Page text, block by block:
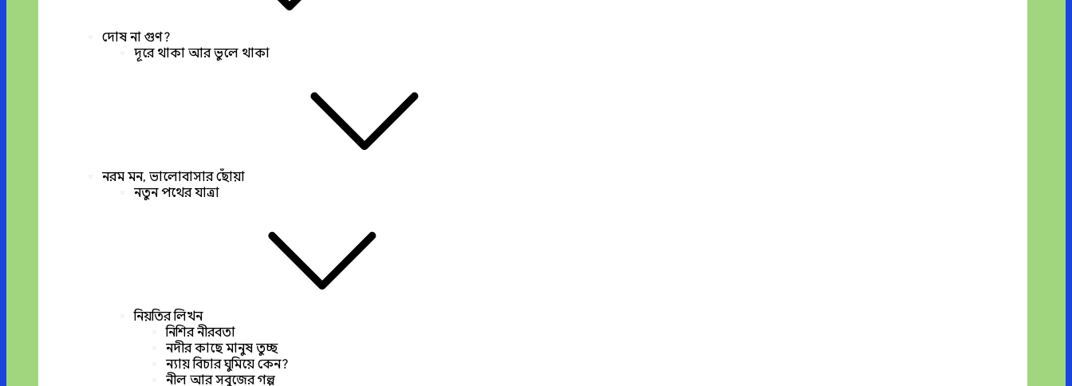
দোষ না গুণ?
দূরে থাকা আর ভুলে থাকা
নরম মন, ভালোবাসার ছোঁয়া
নতুন পথের যাত্রা
নিয়তির লিখন
নিশির নীরবতা
নদীর কাছে মানুষ তুচ্ছ
ন্যায় বিচার ঘুমিয়ে কেন?
নীল আর সবুজের গল্প